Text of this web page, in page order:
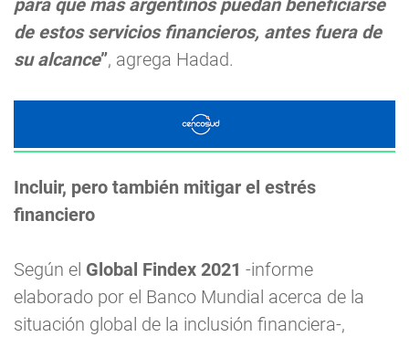
para que más argentinos puedan beneficiarse
de estos servicios financieros, antes fuera de
su alcance”, agrega Hadad.
Incluir, pero también mitigar el estrés
financiero
Según el Global Findex 2021 -informe
elaborado por el Banco Mundial acerca de la
situación global de la inclusión financiera-,